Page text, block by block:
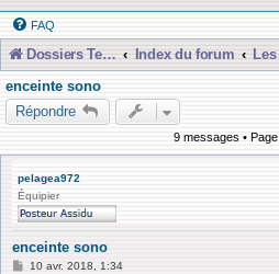
FAQ
Dossiers Techniques Index du forum
enceinte sono
Répondre
9 messages • Page
pelagea972
Équipier
enceinte sono
M
10 avr. 2018, 1:34